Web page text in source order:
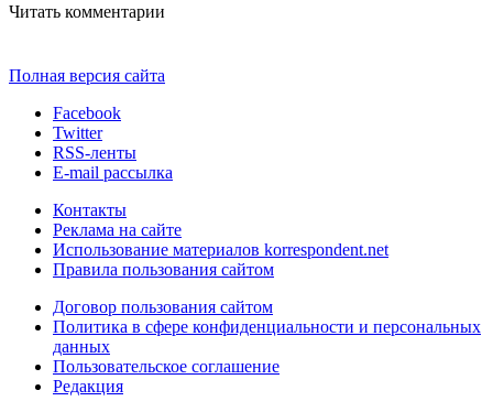
Читать комментарии
Полная версия сайта
Facebook
Twitter
RSS-ленты
E-mail рассылка
Контакты
Реклама на сайте
Использование материалов korrespondent.net
Правила пользования сайтом
Договор пользования сайтом
Политика в сфере конфиденциальности и персональных
данных
Пользовательское соглашение
Редакция